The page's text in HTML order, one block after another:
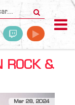
ROCK &
Mar 28, 2024